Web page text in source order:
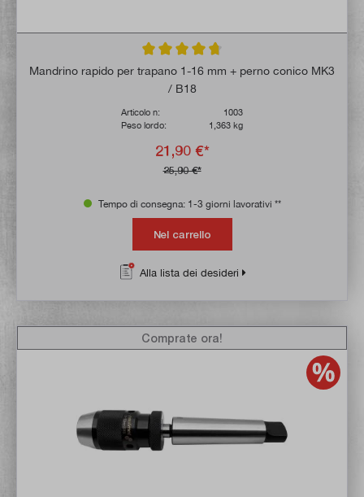
Valutazione media di 4.8 su 5 stelle
Mandrino rapido per trapano 1-16 mm + perno conico MK3
/ B18
Articolo n:
1003
Peso lordo:
1,363 kg
21,90 €*
25,90 €*
Tempo di consegna: 1-3 giorni lavorativi **
Nel carrello
Alla lista dei desideri
Comprate ora!